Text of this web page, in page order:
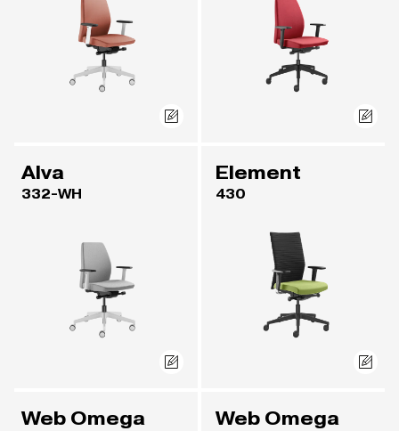
Alva
332-WH
Element
430
Web Omega Web Omega